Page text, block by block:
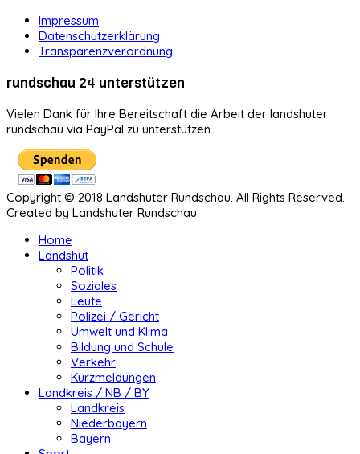
Impressum
Datenschutzerklärung
Transparenzverordnung
rundschau 24 unterstützen
Vielen Dank für Ihre Bereitschaft die Arbeit der landshuter
rundschau via PayPal zu unterstützen.
Copyright © 2018 Landshuter Rundschau. All Rights Reserved.
Created by Landshuter Rundschau
Home
Landshut
Politik
Soziales
Leute
Polizei / Gericht
Umwelt und Klima
Bildung und Schule
Verkehr
Kurzmeldungen
Landkreis / NB / BY
Landkreis
Niederbayern
Bayern